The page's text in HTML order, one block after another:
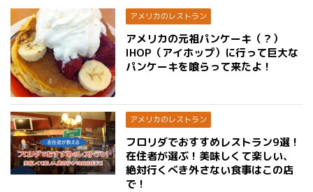
アメリカのレストラン
アメリカの元祖パンケーキ（？）
IHOP（アイホップ）に行って巨大な
パンケーキを喰らって来たよ！
アメリカのレストラン
フロリダでおすすめレストラン9選！
在住者が選ぶ！美味しくて楽しい、
絶対行くべき外さない食事はこの店
で！